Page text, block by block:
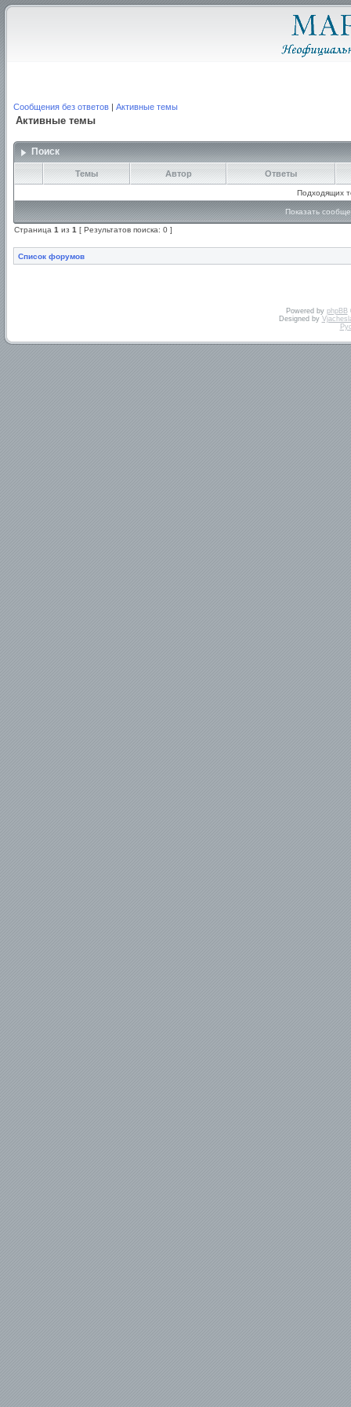
Сообщения без ответов | Активные темы
Активные темы
Поиск
Темы Автор Ответы
Подходящих
Показать
Страница 1 из 1 [ Результатов поиска: 0 ]
Список форумов
Powered by phpBB
Designed by